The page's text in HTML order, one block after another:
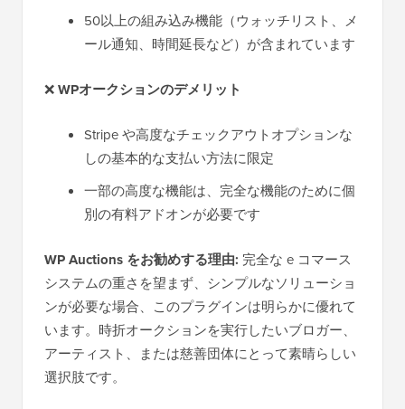
50以上の組み込み機能（ウォッチリスト、メ
ール通知、時間延長など）が含まれています
❌WPオークションのデメリット
Stripe や高度なチェックアウトオプションな
しの基本的な支払い方法に限定
一部の高度な機能は、完全な機能のために個
別の有料アドオンが必要です
WP Auctions をお勧めする理由: 完全な e コマース
システムの重さを望まず、シンプルなソリューショ
ンが必要な場合、このプラグインは明らかに優れて
います。時折オークションを実行したいブロガー、
アーティスト、または慈善団体にとって素晴らしい
選択肢です。